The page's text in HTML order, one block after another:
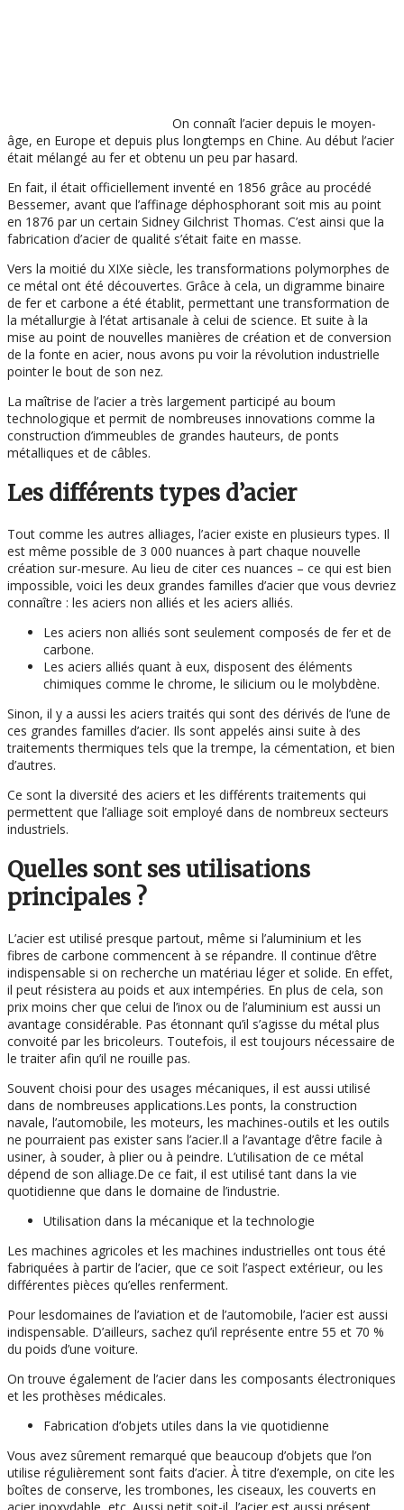
On connaît l’acier depuis le moyen-
âge, en Europe et depuis plus longtemps en Chine. Au début l’acier
était mélangé au fer et obtenu un peu par hasard.
En fait, il était officiellement inventé en 1856 grâce au procédé
Bessemer, avant que l’affinage déphosphorant soit mis au point
en 1876 par un certain Sidney Gilchrist Thomas. C’est ainsi que la
fabrication d’acier de qualité s’était faite en masse.
Vers la moitié du XIXe siècle, les transformations polymorphes de
ce métal ont été découvertes. Grâce à cela, un digramme binaire
de fer et carbone a été établit, permettant une transformation de
la métallurgie à l’état artisanale à celui de science. Et suite à la
mise au point de nouvelles manières de création et de conversion
de la fonte en acier, nous avons pu voir la révolution industrielle
pointer le bout de son nez.
La maîtrise de l’acier a très largement participé au boum
technologique et permit de nombreuses innovations comme la
construction d’immeubles de grandes hauteurs, de ponts
métalliques et de câbles.
Les différents types d’acier
Tout comme les autres alliages, l’acier existe en plusieurs types. Il
est même possible de 3 000 nuances à part chaque nouvelle
création sur-mesure. Au lieu de citer ces nuances – ce qui est bien
impossible, voici les deux grandes familles d’acier que vous devriez
connaître : les aciers non alliés et les aciers alliés.
Les aciers non alliés sont seulement composés de fer et de
carbone.
Les aciers alliés quant à eux, disposent des éléments
chimiques comme le chrome, le silicium ou le molybdène.
Sinon, il y a aussi les aciers traités qui sont des dérivés de l’une de
ces grandes familles d’acier. Ils sont appelés ainsi suite à des
traitements thermiques tels que la trempe, la cémentation, et bien
d’autres.
Ce sont la diversité des aciers et les différents traitements qui
permettent que l’alliage soit employé dans de nombreux secteurs
industriels.
Quelles sont ses utilisations
principales ?
L’acier est utilisé presque partout, même si l’aluminium et les
fibres de carbone commencent à se répandre. Il continue d’être
indispensable si on recherche un matériau léger et solide. En effet,
il peut résistera au poids et aux intempéries. En plus de cela, son
prix moins cher que celui de l’inox ou de l’aluminium est aussi un
avantage considérable. Pas étonnant qu’il s’agisse du métal plus
convoité par les bricoleurs. Toutefois, il est toujours nécessaire de
le traiter afin qu’il ne rouille pas.
Souvent choisi pour des usages mécaniques, il est aussi utilisé
dans de nombreuses applications.Les ponts, la construction
navale, l’automobile, les moteurs, les machines-outils et les outils
ne pourraient pas exister sans l’acier.Il a l’avantage d’être facile à
usiner, à souder, à plier ou à peindre. L’utilisation de ce métal
dépend de son alliage.De ce fait, il est utilisé tant dans la vie
quotidienne que dans le domaine de l’industrie.
Utilisation dans la mécanique et la technologie
Les machines agricoles et les machines industrielles ont tous été
fabriquées à partir de l’acier, que ce soit l’aspect extérieur, ou les
différentes pièces qu’elles renferment.
Pour lesdomaines de l’aviation et de l’automobile, l’acier est aussi
indispensable. D’ailleurs, sachez qu’il représente entre 55 et 70 %
du poids d’une voiture.
On trouve également de l’acier dans les composants électroniques
et les prothèses médicales.
Fabrication d’objets utiles dans la vie quotidienne
Vous avez sûrement remarqué que beaucoup d’objets que l’on
utilise régulièrement sont faits d’acier. À titre d’exemple, on cite les
boîtes de conserve, les trombones, les ciseaux, les couverts en
acier inoxydable, etc. Aussi petit soit-il, l’acier est aussi présent